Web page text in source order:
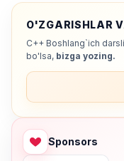
O'ZGARISHLAR
C++ Boshlang`ich
bo'lsa, bizga yozing.
Sponsors